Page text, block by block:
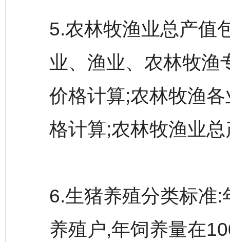
5.农林牧渔业总产值
业、渔业、农林牧渔
价格计算;农林牧渔
格计算;农林牧渔业
6.生猪养殖分类标准
养殖户,年饲养量在